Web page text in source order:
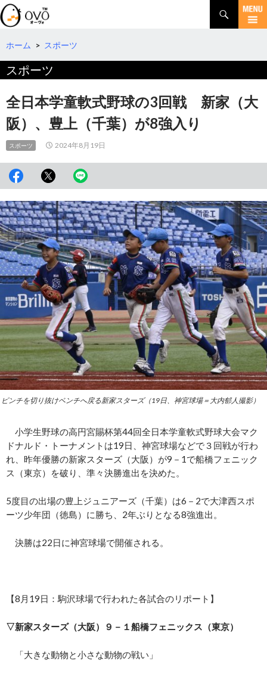
検
索
コ
テ
へ
動
ホーム > スポーツ
スポーツ
全日本学童軟式野球の3回戦 新家（大
阪）、豊上（千葉）が8強入り
スポーツ 2024年8月19日
ピンチを切り抜けベンチへ戻る新家スターズ（19日、神宮球場＝大内郁人撮影）
小学生野球の高円宮賜杯第44回全日本学童軟式野球大会マク
ドナルド・トーナメントは19日、神宮球場などで３回戦が行わ
れ、昨年優勝の新家スターズ（大阪）が9－1で船橋フェニック
ス（東京）を破り、準々決勝進出を決めた。
5度目の出場の豊上ジュニアーズ（千葉）は6－2で大津西スポ
ーツ少年団（徳島）に勝ち、2年ぶりとなる8強進出。
決勝は22日に神宮球場で開催される。
【8月19日：駒沢球場で行われた各試合のリポート】
▽新家スターズ（大阪）９－１船橋フェニックス（東京）
「大きな動物と小さな動物の戦い」